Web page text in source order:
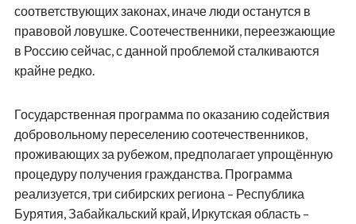
соответствующих законах, иначе люди останутся в
правовой ловушке. Соотечественники, переезжающие
в Россию сейчас, с данной проблемой сталкиваются
крайне редко.
Государственная программа по оказанию содействия
добровольному переселению соотечественников,
проживающих за рубежом, предполагает упрощённую
процедуру получения гражданства. Программа
реализуется, три сибирских региона – Республика
Бурятия, Забайкальский край, Иркутская область –